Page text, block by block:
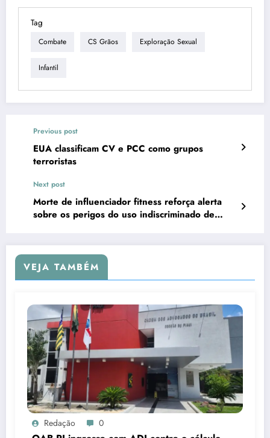
Tag
Combate CS Grãos Exploração Sexual
Infantil
Previous post
EUA classificam CV e PCC como grupos
terroristas
Next post
Morte de influenciador fitness reforça alerta
sobre os perigos do uso indiscriminado de
VEJA TAMBÉM
Redação 0